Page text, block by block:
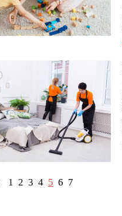
1 2 3 4 5 6 7